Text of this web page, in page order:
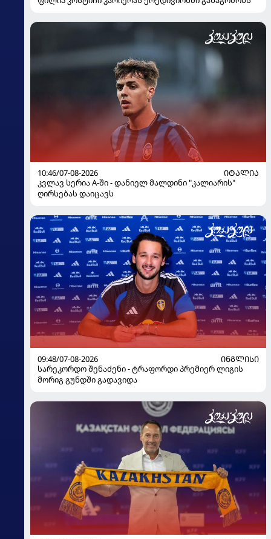
10:46/07-08-2026
ᲘᲢᲐᲚᲘᲐ
კვლავ სერია A-ში - დანიელ მალდინი "კალიარის"
ღირსებას დაიცავს
09:48/07-08-2026
ᲘᲜᲒᲚᲘᲡᲘ
სარეკორდო შენაძენი - ტრაფორდი პრემიერ ლიგის
მორიგ გუნდში გადავიდა